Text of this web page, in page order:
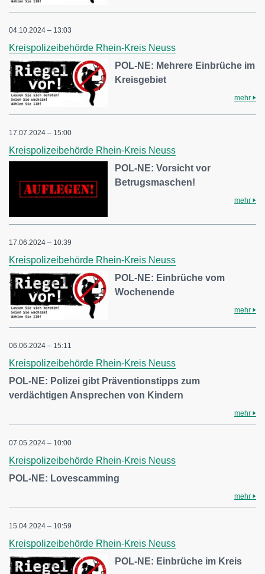
04.10.2024 – 13:03
Kreispolizeibehörde Rhein-Kreis Neuss
POL-NE: Mehrere Einbrüche im
Kreisgebiet
mehr
17.07.2024 – 15:00
Kreispolizeibehörde Rhein-Kreis Neuss
POL-NE: Vorsicht vor
Betrugsmaschen!
mehr
17.06.2024 – 10:39
Kreispolizeibehörde Rhein-Kreis Neuss
POL-NE: Einbrüche vom
Wochenende
mehr
06.06.2024 – 15:11
Kreispolizeibehörde Rhein-Kreis Neuss
POL-NE: Polizei gibt Präventionstipps zum
verdächtigen Ansprechen von Kindern
mehr
07.05.2024 – 10:00
Kreispolizeibehörde Rhein-Kreis Neuss
POL-NE: Lovescamming
mehr
15.04.2024 – 10:59
Kreispolizeibehörde Rhein-Kreis Neuss
POL-NE: Einbrüche im Kreis